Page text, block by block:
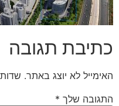
כתיבת תגובה
האימייל לא יוצג באתר.
התגובה שלך *